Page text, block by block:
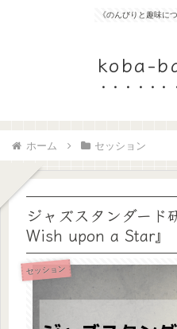
《のんびりと趣味に
koba-
ホーム セッション
ジャズスタンダード
Wish upon a Star』
セッション